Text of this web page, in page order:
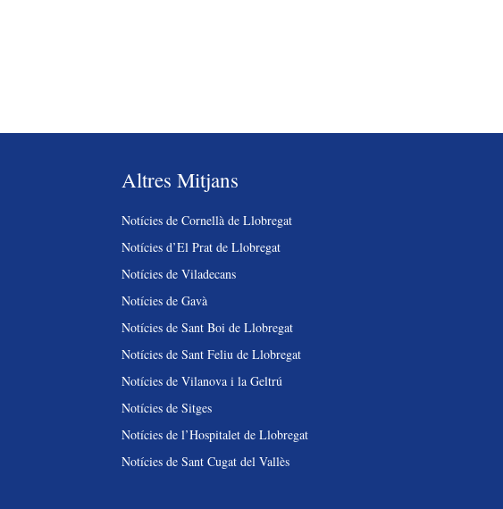
Altres Mitjans
Notícies de Cornellà de Llobregat
Notícies d’El Prat de Llobregat
Notícies de Viladecans
Notícies de Gavà
Notícies de Sant Boi de Llobregat
Notícies de Sant Feliu de Llobregat
Notícies de Vilanova i la Geltrú
Notícies de Sitges
Notícies de l’Hospitalet de Llobregat
Notícies de Sant Cugat del Vallès